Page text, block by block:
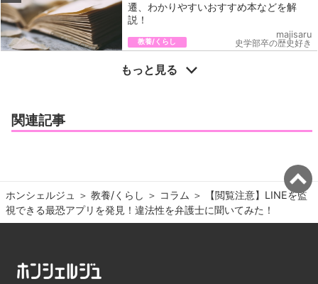
遷、わかりやすいおすすめ本などを解
説！
教養/くらし
majisaru
史学部卒の歴史好き
もっと見る
関連記事
ホンシェルジュ ＞ 教養/くらし ＞ コラム ＞
【閲覧注意】LINEを監
視できる最恐アプリを発見！違法性を弁護士に聞いてみた！